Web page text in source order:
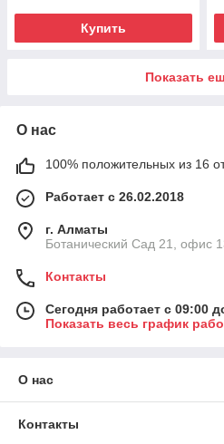
Купить
Показать
О нас
100% положительных из 16
Работает с 26.02.2018
г. Алматы
Ботанический Сад 21, офис
Контакты
Сегодня работает с 09:00
Показать весь график
О нас
Контакты